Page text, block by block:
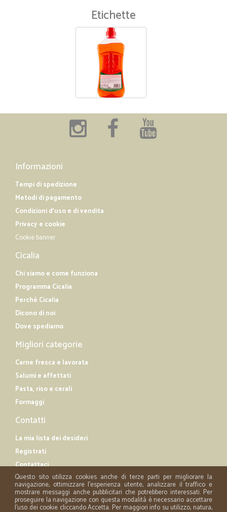
Etichette
Informazioni
Tempi di spedizione
Metodi di pagamento
Condizioni d'uso e di vendita
Privacy e cookie
Cookie banner
Cicalia
Chi siamo e come funziona
Programma Cicalia
Perché Cicalia
Dicono di noi
Dove spediamo
Migliori categorie
Carne fresca e lavorata
Salumi e affettati
Pasta, riso e cerali
Formaggi
Contatti
La mia lista dei desideri
Registrati
Contattaci
Questo sito utilizza cookies anche di terze parti per migliorare la
navigazione, ottimizzare l'esperienza utente, analizzare il traffico e
mostrare messaggi anche pubblicitari che potrebbero interessati. Per
proseguire la navigazione con questa modalità è necessario accettare
l'uso dei cookie cliccando Accetta. Per maggiori info su utilizzo, natura,